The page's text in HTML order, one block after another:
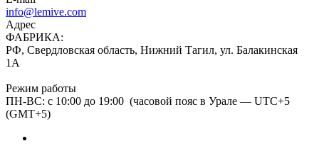
info@lemive.com
Адрес
ФАБРИКА:
РФ, Свердловская область, Нижний Тагил, ул. Балакинская
1А
Режим работы
ПН-ВС: с 10:00 до 19:00 (часовой пояс в Урале — UTC+5
(GMT+5)